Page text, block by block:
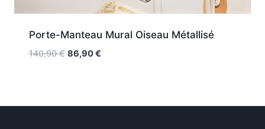
Porte-Manteau Mural Oiseau Métallisé
140,90€ Le
140,90 €.
86,90€Le
86,90 €.